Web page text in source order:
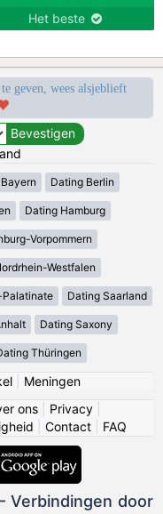
Het beste
geven, wees alsjeblieft
Dating Berlin
Dating Hamburg
Vorpommern
Westfalen
Palatinate Dating Saarland
Dating Saxony
Thüringen
| Meningen
ons Privacy
Contact FAQ
Verbindingen door